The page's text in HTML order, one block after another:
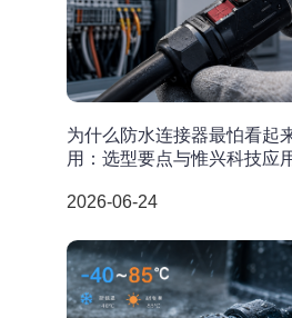
为什么防水连接器最怕看起
用：选型要点与惟兴科技应
2026-06-24